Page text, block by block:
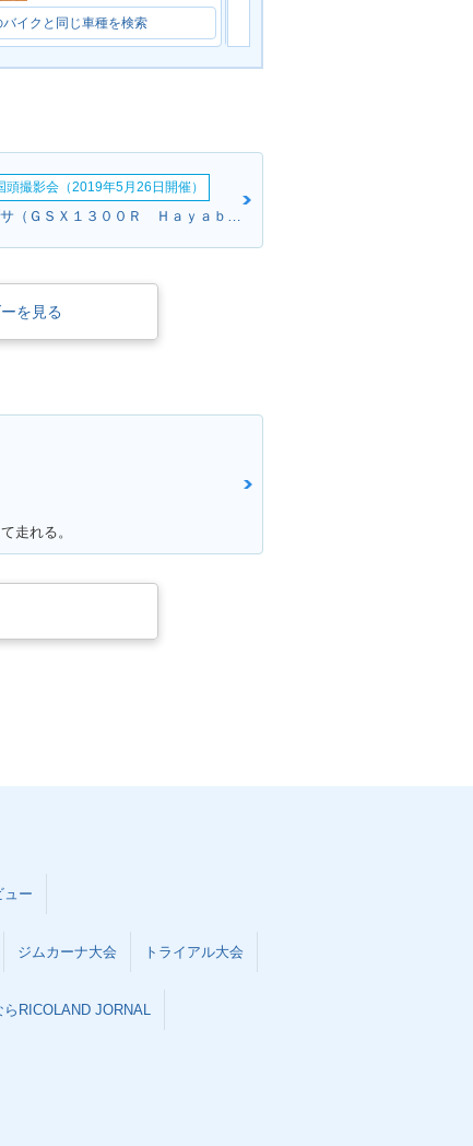
130
2008年 HAYABUSA 130
HA
YABUSA
バイクと同じ車種を検索
頭撮影会（2019年5月26日開催）
キノさん:ハヤブサ（ＧＳＸ１３００Ｒ Ｈａｙａｂｕｓａ）(スズキ)
を見る
走れる。
ュー
ジムカーナ大会 トライアル大会
RICOLAND JORNAL